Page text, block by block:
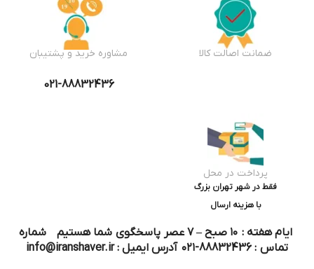
ضمانت اصالت کالا مشاوره خرید و پشتیبان
021-88832436
پرداخت در محل
فقط در شهر تهران بزرگ
با هزینه ارسال
ایام هفته : ۱۰ صبح – ۷ عصر پاسخگوی شما هستیم شماره
تماس : 88832436-۰۲۱ آدرس ایمیل : info@iranshaver.ir